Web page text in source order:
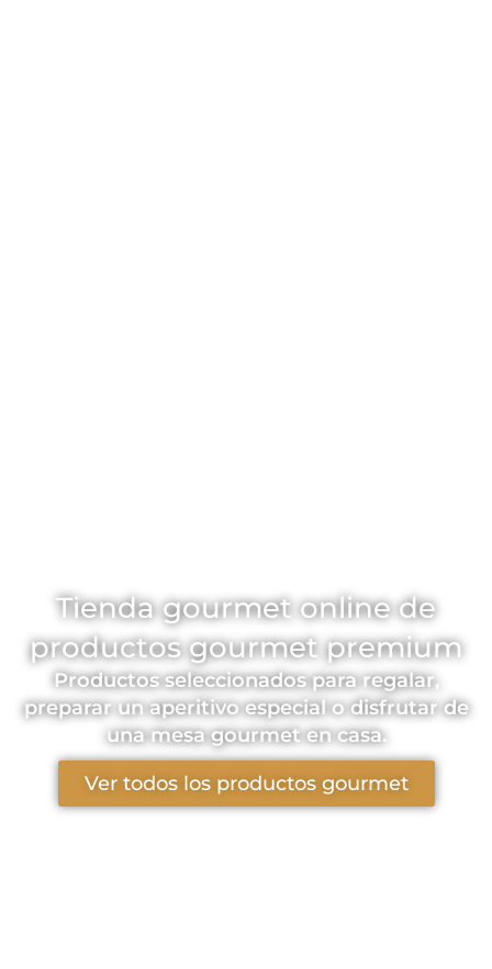
Tienda gourmet online de
productos gourmet premium
Productos seleccionados para regalar,
preparar un aperitivo especial o disfrutar de
una mesa gourmet en casa.
Ver todos los productos gourmet